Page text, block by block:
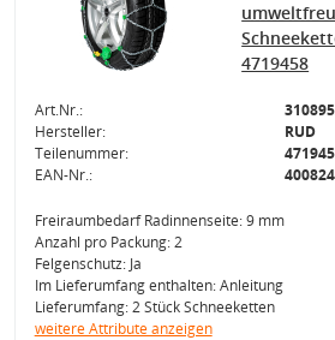
4719458
Art.Nr.:
Hersteller:
RUD
Teilenummer:
EAN-Nr.:
Freiraumbedarf Radinnenseite: 9 mm
Anzahl pro Packung: 2
Felgenschutz: Ja
Im Lieferumfang enthalten: Anleitung
Lieferumfang: 2 Stück Schneeketten
weitere Attribute anzeigen